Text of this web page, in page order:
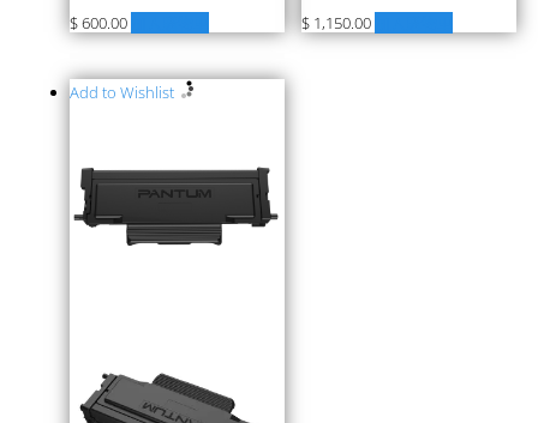
$600.00 $ 1,150.00
Add to Wishlist